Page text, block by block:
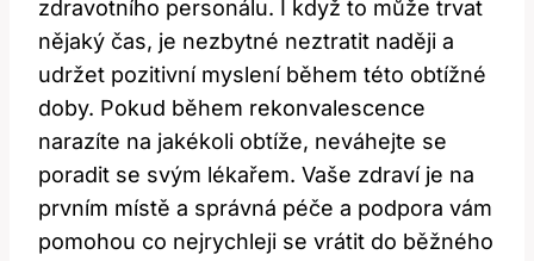
zdravotního personálu. I když to může trvat
nějaký čas, je nezbytné neztratit naději a
udržet pozitivní myslení během této obtížné
doby. Pokud během rekonvalescence
narazíte na jakékoli obtíže, neváhejte se
poradit se svým lékařem. Vaše zdraví je na
prvním místě a správná péče a podpora vám
pomohou co nejrychleji se vrátit do běžného